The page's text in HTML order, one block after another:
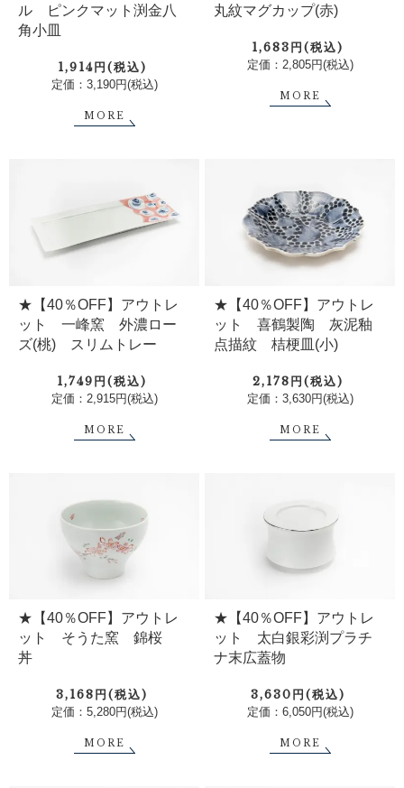
ル ピンクマット渕金八
角小皿
1,914円(税込)
定価：3,190円(税込)
MORE
丸紋マグカップ(赤)
1,683円(税込)
定価：2,805円(税込)
MORE
★【40％OFF】アウトレ
ット 一峰窯 外濃ロー
ズ(桃) スリムトレー
1,749円(税込)
定価：2,915円(税込)
MORE
★【40％OFF】アウトレ
ット 喜鶴製陶 灰泥釉
点描紋 桔梗皿(小)
2,178円(税込)
定価：3,630円(税込)
MORE
★【40％OFF】アウトレ
ット そうた窯 錦桜
丼
3,168円(税込)
定価：5,280円(税込)
MORE
★【40％OFF】アウトレ
ット 太白銀彩渕プラチ
ナ末広蓋物
3,630円(税込)
定価：6,050円(税込)
MORE